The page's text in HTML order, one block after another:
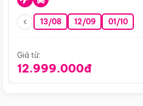
13/08 12/09 01/10
Giá từ:
12.999.000đ